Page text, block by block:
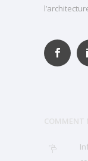
COMMENT